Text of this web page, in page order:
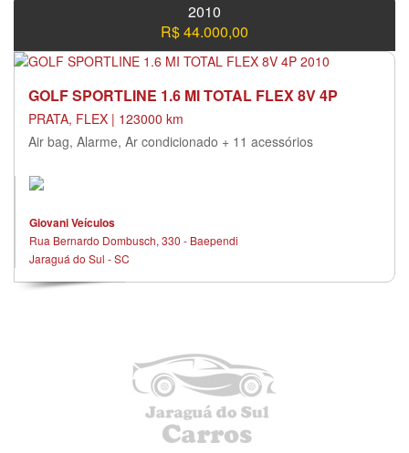
2010
R$ 44.000,00
GOLF SPORTLINE 1.6 MI TOTAL FLEX 8V 4P
PRATA, FLEX | 123000 km
Air bag, Alarme, Ar condicionado + 11 acessórios
Giovani Veículos
Rua Bernardo Dombusch, 330 - Baependi
Jaraguá do Sul - SC